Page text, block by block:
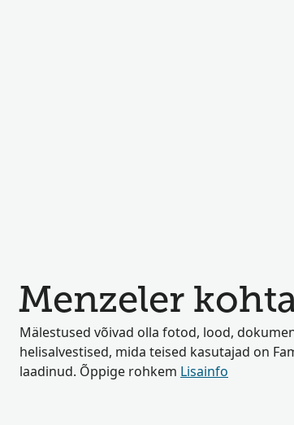
Menzeler
Mälestused võivad olla fotod, lood,
helisalvestised, mida teised kasutajad on
laadinud. Õppige rohkem Lisainfo